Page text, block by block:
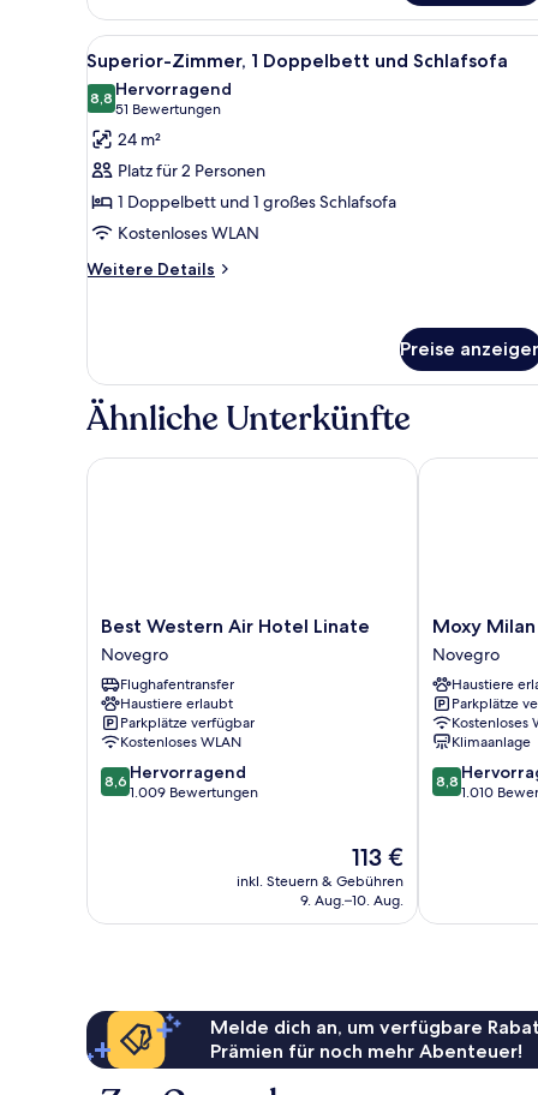
Zimmer,
2 Einzelbetten
Alle
Fotos
für
Superior-
Zimmer,
1 Doppelbett
und
Schlafsofa
anzeigen
Ein Hotelzimmer mit Bett,
9
Superior-Zimmer, 1 Doppelbett und Schlafsofa
8,88,8 von 10
Hervorragend
51 Bewertungen
(51
Bewertungen)
24 m²
Platz für 2 Personen
1 Doppelbett und 1 großes Schlafsofa
Kostenloses WLAN
Weitere Details
Weitere
1 Doppelbett
und
Schlafsofa
Preise
Ähnliche Unterkünfte
Best
Western
Air
Hotel
Linate
Novegro
Best Western Air Hotel Linate
Novegro
Flughafentransfer
Haustiere erlaubt
Parkplätze verfügbar
Kostenloses WLAN
8.6
von
8,6 Hervorragend
1.009 Bewertungen
Der
Preis
beträgt
113 €
inkl. Steuern & Gebühren
9. Aug.–10. Aug.
Best Western Air Hotel Linate
Moxy
Milan
Linate
Airport
Novegro
Moxy
Novegro
Haustiere
Parkplätze
Kostenloses
Klimaanlage
8.8
von
8,8
1.010
Moxy Milan
Melde dich an, um verfügbare
Prämien für noch mehr Abenteuer!